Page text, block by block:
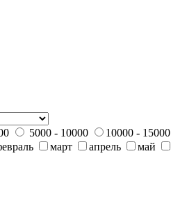
5000 - 10000 10000 - 15000
март апрель май